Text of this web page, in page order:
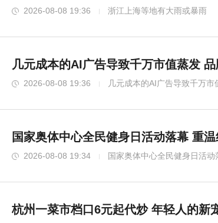
2026-08-08 19:36 浙江上海等地有大雨或暴雨
几元成本的AI广告导致千万市值蒸发
2026-08-08 19:36 几元成本的AI广告导致千万市
国家奥体中心全民健身日活动落幕 重
2026-08-08 19:34 国家奥体中心全民健身日活动
杭州一菜市档口6元起代炒 年轻人的新